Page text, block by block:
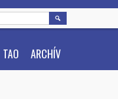
TAO ARCHÍV
KERESÉS: